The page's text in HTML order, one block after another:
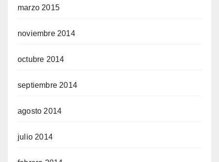
marzo 2015
noviembre 2014
octubre 2014
septiembre 2014
agosto 2014
julio 2014